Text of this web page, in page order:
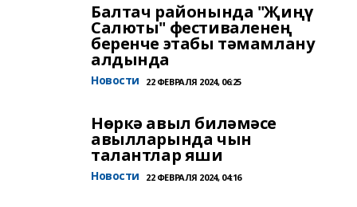
Балтач районында "Җиңү
Салюты" фестиваленең
беренче этабы тәмамлану
алдында
Новости 22 ФЕВРАЛЯ 2024, 06:25
Нөркә авыл биләмәсе
авылларында чын
талантлар яши
Новости 22 ФЕВРАЛЯ 2024, 04:16